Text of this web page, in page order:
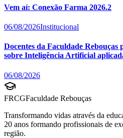
Vem aí: Conexão Farma 2026.2
06/08/2026Institucional
Docentes da Faculdade Rebouças
sobre Inteligência Artificial
06/08/2026
FRCGFaculdade Rebouças
Transformando vidas através da
20 anos formando profissionais de
região.